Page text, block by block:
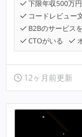
下限年収500万
コードレビュー
B2Bのサービス
CTOがいる
12ヶ月前更新